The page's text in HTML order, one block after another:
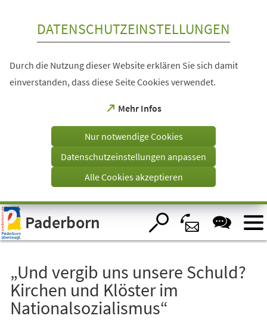
Visuelle
Assistenzsoftware
öffnen.
DATENSCHUTZEINSTELLUNGEN
Durch die Nutzung dieser Website erklären Sie sich damit
einverstanden, dass diese Seite Cookies verwendet.
Mehr Infos
(Öffnet
einem
Tab)
Nur notwendige Cookies
Datenschutzeinstellungen anpassen
Alle Cookies akzeptieren
Paderborn
„Und vergib uns unsere Schuld?
Kirchen und Klöster im
Nationalsozialismus“